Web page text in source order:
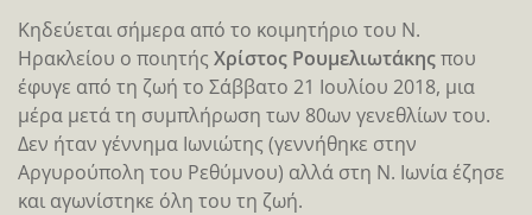
Κηδεύεται σήμερα από το κοιμητήριο του Ν.
Ηρακλείου ο ποιητής Χρίστος Ρουμελιωτάκηςπου
έφυγε από τη ζωή το Σάββατο 21 Ιουλίου 2018, μια
μέρα μετά τη συμπλήρωση των 80ων γενεθλίων του.
Δεν ήταν γέννημα Ιωνιώτης (γεννήθηκε στην
Αργυρούπολη του Ρεθύμνου) αλλά στη Ν. Ιωνία έζησε
και αγωνίστηκε όλη του τη ζωή.